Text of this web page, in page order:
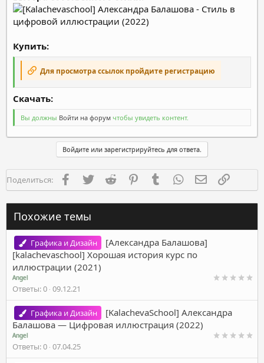
Купить:
Для просмотра ссылок пройдите регистрацию
Скачать:​
Вы должны Войти на форум чтобы увидеть контент.
Войдите или зарегистрируйтесь для ответа.
Поделиться: FacebookTwitter Reddit PinterestTumblr WhatsAppЭлектронная
Похожие темы
Графика и Дизайн
[Александра Балашова]
[kalachevaschool] Хорошая история курс по
иллюстрации (2021)
Angel
Ответы 0 09.12.21
Графика и Дизайн
[KalachevaSchool] Александра
Балашова ― Цифровая иллюстрация (2022)
Angel
Ответы 0 07.04.25